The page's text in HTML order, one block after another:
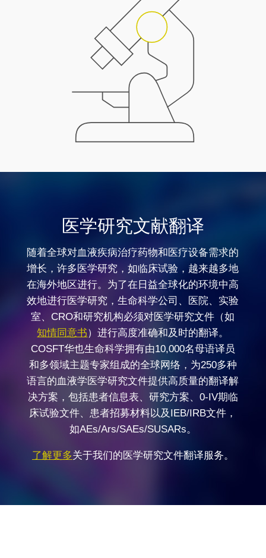
医学研究文献翻译
随着全球对血液疾病治疗药物和医疗设备需求的
增长，许多医学研究，如临床试验，越来越多地
在海外地区进行。为了在日益全球化的环境中高
效地进行医学研究，生命科学公司、医院、实验
室、CRO和研究机构必须对医学研究文件（如
知情同意书）进行高度准确和及时的翻译。
COSFT华也生命科学拥有由10,000名母语译员
和多领域主题专家组成的全球网络，为250多种
语言的血液学医学研究文件提供高质量的翻译解
决方案，包括患者信息表、研究方案、0-IV期临
床试验文件、患者招募材料以及IEB/IRB文件，
如AEs/Ars/SAEs/SUSARs。
了解更多关于我们的医学研究文件翻译服务。